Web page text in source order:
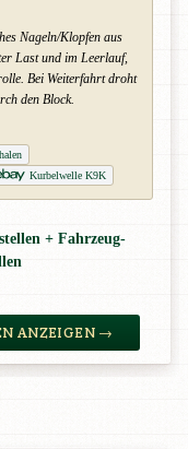
Nageln/Klopfen aus
Last und im Leerlauf,
Bei Weiterfahrt droht
den Block.
Kurbelwelle K9K
+ Fahrzeug-
ANZEIGEN →